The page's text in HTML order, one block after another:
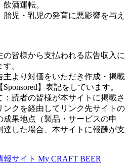
酒運転。
児・乳児の発育に悪影響を与え
の皆様から支払われる広告収入に
。
主より対価をいただき作成・掲載
】表記をしています。
：読者の皆様が本サイトに掲載さ
クを経由してリンク先サイトの
果地点（製品・サービスの申
した場合、本サイトに報酬が支
サイト My CRAFT BEER